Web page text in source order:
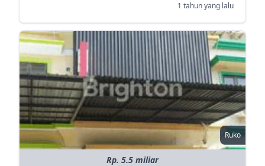
1 tahun yang lalu
Ruko
Rp. 5.5 miliar